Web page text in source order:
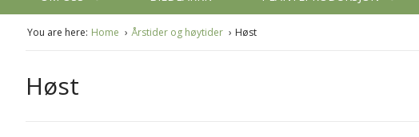
You are here: Home Årstider og høytider Høst
Høst